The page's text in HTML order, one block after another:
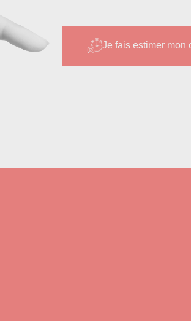
Je fais estimer mon